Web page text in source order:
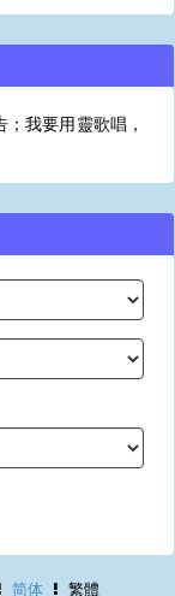
我要用靈歌唱，
简体 繁體